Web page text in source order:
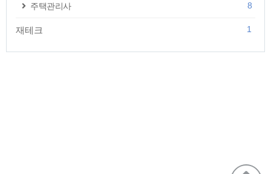
주택관리사
8
재테크 1